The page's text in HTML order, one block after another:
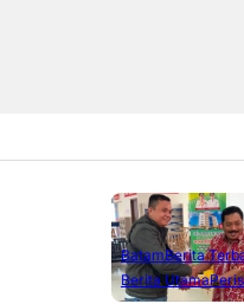
BatamBerita
Berita Utama